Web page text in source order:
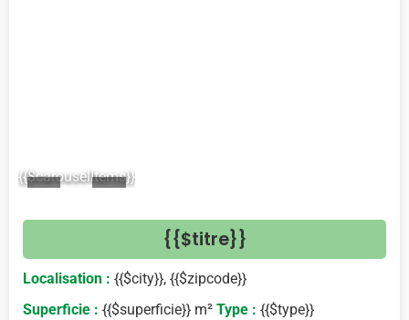
{{$carouselItems}}
{{$titre}}
Localisation : {{$city}}, {{$zipcode}}
Superficie : {{$superficie}} m² Type : {{$type}}